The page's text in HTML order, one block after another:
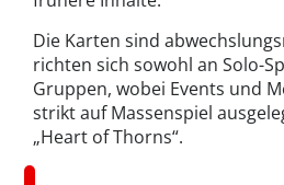
Die Karten sind
richten sich sowohl an Solo-
Gruppen, wobei Events und
strikt auf Massenspiel
„Heart of Thorns“.